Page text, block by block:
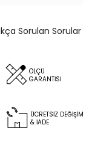
Sorulan Sorular
ÖLÇÜ
GARANTİSİ
ÜCRETSİZ DEĞİŞİM
& İADE